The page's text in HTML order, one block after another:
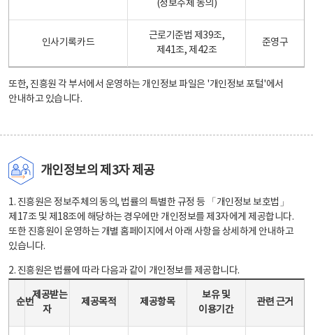
(정보주체 동의)
인사기록카드
근로기준법 제39조,
제41조, 제42조
준영구
또한, 진흥원 각 부서에서 운영하는 개인정보 파일은 '개인정보 포털'에서
안내하고 있습니다.
개인정보의 제3자 제공
1. 진흥원은 정보주체의 동의, 법률의 특별한 규정 등 「개인정보 보호법」
제17조 및 제18조에 해당하는 경우에만 개인정보를 제3자에게 제공합니다.
또한 진흥원이 운영하는 개별 홈페이지에서 아래 사항을 상세하게 안내하고
있습니다.
2. 진흥원은 법률에 따라 다음과 같이 개인정보를 제공합니다.
순번
제공받는
자
제공목적 제공항목
보유 및
이용기간
관련 근거